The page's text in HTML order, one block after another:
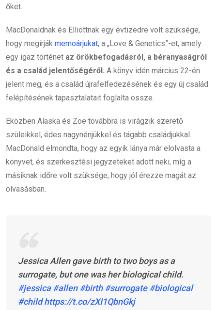
őket.
MacDonaldnak és Elliottnak egy évtizedre volt szüksége,
hogy megírják memoárjukat, a „Love & Genetics”-et, amely
egy igaz történet az örökbefogadásról, a béranyaságról
és a család jelentőségéről. A könyv idén március 22-én
jelent meg, és a család újrafelfedezésének és egy új család
felépítésének tapasztalatait foglalta össze.
Eközben Alaska és Zoe továbbra is virágzik szerető
szüleikkel, édes nagynénjükkel és tágabb családjukkal.
MacDonald elmondta, hogy az egyik lánya már elolvasta a
könyvet, és szerkesztési jegyzeteket adott neki, míg a
másiknak időre volt szüksége, hogy jól érezze magát az
olvasásban.
Jessica Allen gave birth to two boys as a
surrogate, but one was her biological child.
#jessica #allen #birth #surrogate #biological
#child https://t.co/zXI1QbnGkj